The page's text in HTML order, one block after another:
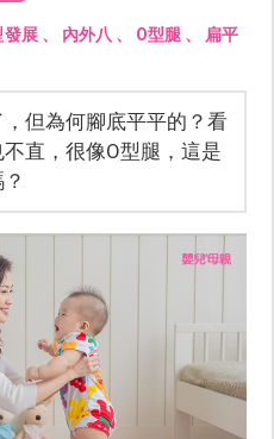
發展、 內外八 、 O型腿、
扁平
但為何腳底平平的？看
直，很像O型腿，這是